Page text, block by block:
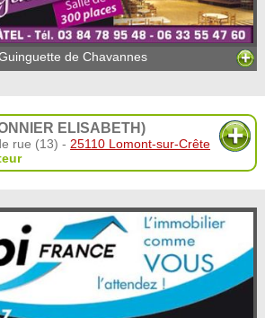
de Chavannes
ELISABETH)
rue (13) -25110 Lomont-sur-Crête